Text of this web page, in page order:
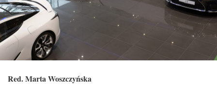
Red. Marta Woszczyńska